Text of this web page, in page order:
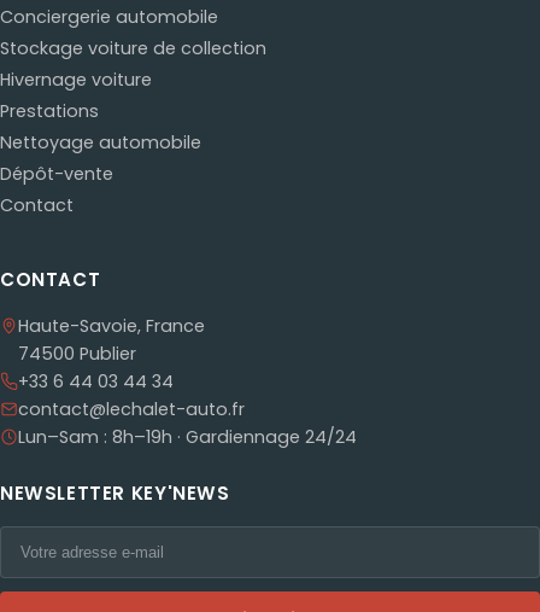
Conciergerie automobile
Stockage voiture de collection
Hivernage voiture
Prestations
Nettoyage automobile
Dépôt-vente
Contact
CONTACT
Haute-Savoie, France
74500 Publier
+33 6 44 03 44 34
contact@lechalet-auto.fr
Lun–Sam : 8h–19h · Gardiennage 24/24
NEWSLETTER KEY'NEWS